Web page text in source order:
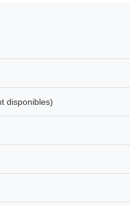
disponibles)